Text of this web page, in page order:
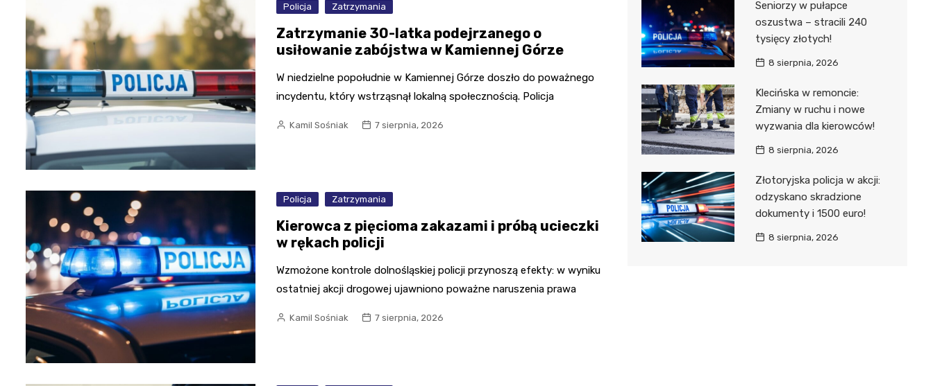
Policja Zatrzymania
Zatrzymanie 30-latka podejrzanego o
usiłowanie zabójstwa w Kamiennej Górze
W niedzielne popołudnie w Kamiennej Górze doszło do poważnego
incydentu, który wstrząsnął lokalną społecznością. Policja
Kamil Sośniak 7 sierpnia, 2026
Policja Zatrzymania
Kierowca z pięcioma zakazami i próbą ucieczki
w rękach policji
Wzmożone kontrole dolnośląskiej policji przynoszą efekty: w wyniku
ostatniej akcji drogowej ujawniono poważne naruszenia prawa
Kamil Sośniak 7 sierpnia, 2026
Seniorzy w pułapce
oszustwa – stracili 240
tysięcy złotych!
8 sierpnia, 2026
Klecińska w remoncie:
Zmiany w ruchu i nowe
wyzwania dla kierowców!
8 sierpnia, 2026
Złotoryjska policja w akcji:
odzyskano skradzione
dokumenty i 1500 euro!
8 sierpnia, 2026